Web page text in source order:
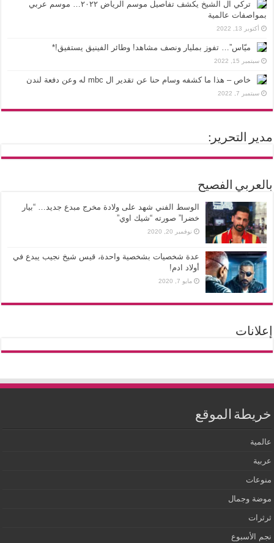
تركي ال الشيخ يكشف تفاصيل موسم الرياض ٢٠٢٢… موسم عربي
بمواصفات عالمية
أكتوبر 13, 2022
ميّاس”… تفوز بمليار ونصف مشاهد! وطائر الفينيق يستفيق!*
سبتمبر 15, 2022
خاص – هذا ما كشفه وسام حنا عن تقدير ال mbc له وعن دفعة لندن
سبتمبر 7, 2022
مدير التحرير:
بالعربي الفصيح
الوسط الفني شهد على ولادة مخرج مبدع جديد… “بيار
خضرا” صورته “شيك اوي”
نوفمبر 20, 2020
عدة شخصيات بشخصية واحدة، قيس شيخ نجيب يبدع في
أولاد ادم!
مايو 7, 2020
إعلانات
خريطة الموقع
عالمية
عربية
منوعات
موضة وجمال
ثرثرات
نجم الأسبوع